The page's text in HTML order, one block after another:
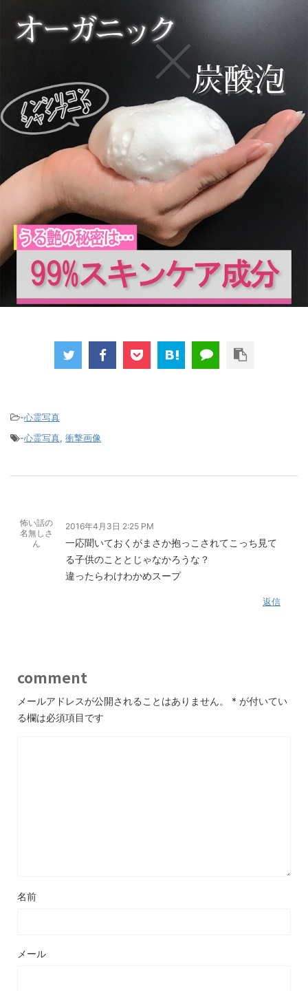
-心霊写真
-心霊写真, 衝撃画像
怖い話の
名無しさ
ん
2016年4月3日 2:25 PM
一応聞いておくがまさか抱っこされてこっち見て
る子供のこととじゃなかろうな？
違ったらわけわかめスープ
返信
comment
メールアドレスが公開されることはありません。 * が付いてい
る欄は必須項目です
名前
メール